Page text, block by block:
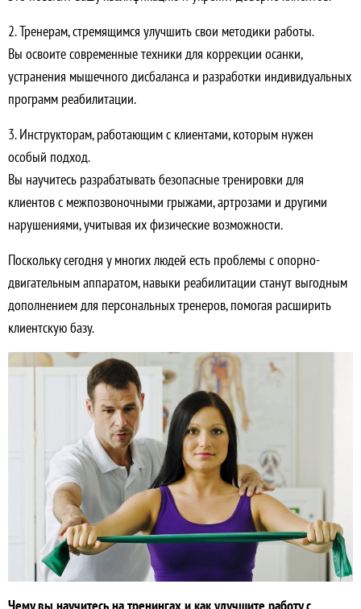
2. Тренерам, стремящимся улучшить свои методики работы.
Вы освоите современные техники для коррекции осанки,
устранения мышечного дисбаланса и разработки индивидуальных
программ реабилитации.
3. Инструкторам, работающим с клиентами, которым нужен
особый подход.
Вы научитесь разрабатывать безопасные тренировки для
клиентов с межпозвоночными грыжами, артрозами и другими
нарушениями, учитывая их физические возможности.
Поскольку сегодня у многих людей есть проблемы с опорно-
двигательным аппаратом, навыки реабилитации станут выгодным
дополнением для персональных тренеров, помогая расширить
клиентскую базу.